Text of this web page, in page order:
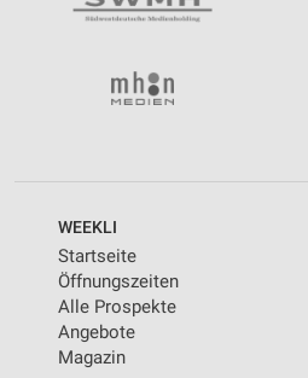
WEEKLI
Startseite
Öffnungszeiten
Alle Prospekte
Angebote
Magazin